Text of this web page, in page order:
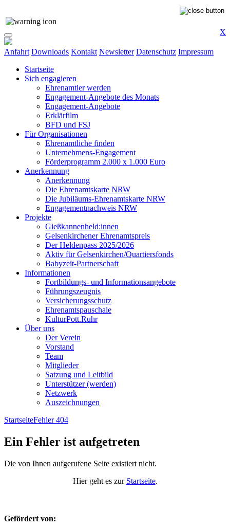
X
Anfahrt Downloads Kontakt Newsletter Datenschutz Impressum
Startseite
Sich engagieren
Ehrenamtler werden
Engagement-Angebote des Monats
Engagement-Angebote
Erklärfilm
BFD und FSJ
Für Organisationen
Ehrenamtliche finden
Unternehmens-Engagement
Förderprogramm 2.000 x 1.000 Euro
Anerkennung
Anerkennung
Die Ehrenamtskarte NRW
Die Jubiläums-Ehrenamtskarte NRW
Engagementnachweis NRW
Projekte
Gießkannenheld:innen
Gelsenkirchener Ehrenamtspreis
Der Heldenpass 2025/2026
Aktiv für Gelsenkirchen/Quartiersfonds
Babyzeit-Partnerschaft
Informationen
Fortbildungs- und Informationsangebote
Führungszeugnis
Versicherungsschutz
Ehrenamtspauschale
KulturPott.Ruhr
Über uns
Der Verein
Vorstand
Team
Mitglieder
Satzung und Leitbild
Unterstützer (werden)
Netzwerk
Auszeichnungen
StartseiteFehler 404
Ein Fehler ist aufgetreten
Die von Ihnen aufgerufene Seite existiert nicht.
Hier geht es zur Startseite.
Gefördert von: